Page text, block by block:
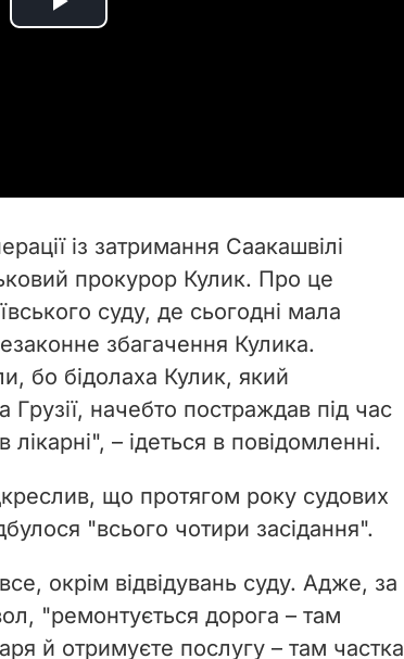
P
i
d
e
o
із затримання Саакашвілі
прокурор Кулик. Про це
суду, де сьогодні мала
збагачення Кулика.
бо бідолаха Кулик, який
начебто постраждав під час
– ідеться в повідомленні.
що протягом року судових
"всього чотири засідання".
окрім відвідувань суду. Адже, за
"ремонтується дорога – там
й отримуєте послугу – там частка